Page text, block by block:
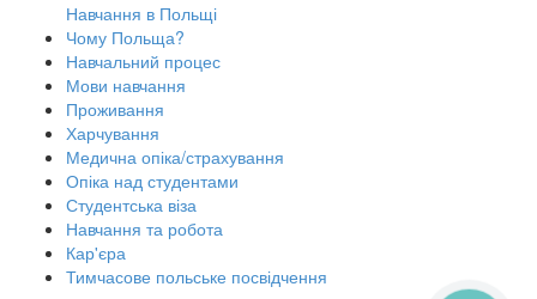
Навчання в Польщі
Чому Польща?
Навчальний процес
Мови навчання
Проживання
Харчування
Медична опіка/страхування
Опіка над студентами
Студентська віза
Навчання та робота
Кар'єра
Тимчасове польське посвідчення